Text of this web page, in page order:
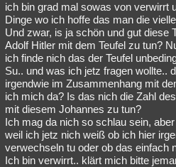
ich bin grad mal sowas von verwirrt
Dinge wo ich hoffe das man die
Und zwar, is ja schön und gut diese
Adolf Hitler mit dem Teufel zu tun?
ich finde nich das der Teufel
Su.. und was ich jetz fragen wollte..
irgendwie im Zusammenhang mit
ich mich da? Is das nich die Zahl
mit diesem Johannes zu tun?
Ich mag da nich so schlau sein,
weil ich jetz nich weiß ob ich hier
verwechseln tu oder ob das einfach
Ich bin verwirrt.. klärt mich bitte